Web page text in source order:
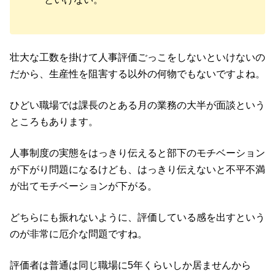
壮大な工数を掛けて人事評価ごっこをしないといけないの
だから、生産性を阻害する以外の何物でもないですよね。
ひどい職場では課長のとある月の業務の大半が面談という
ところもあります。
人事制度の実態をはっきり伝えると部下のモチベーション
が下がり問題になるけども、はっきり伝えないと不平不満
が出てモチベーションが下がる。
どちらにも振れないように、評価している感を出すという
のが非常に厄介な問題ですね。
評価者は普通は同じ職場に5年くらいしか居ませんから